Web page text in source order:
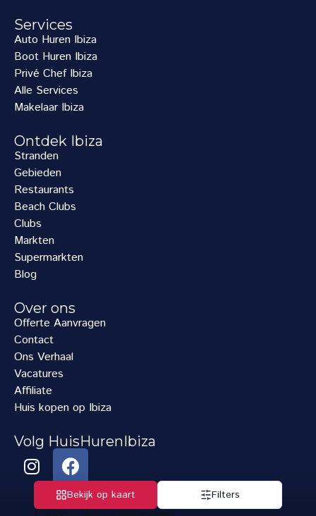
Bekijk op kaart Filters
Services
Auto Huren Ibiza
Boot Huren Ibiza
Privé Chef Ibiza
Alle Services
Makelaar Ibiza
Ontdek Ibiza
Stranden
Gebieden
Restaurants
Beach Clubs
Clubs
Markten
Supermarkten
Blog
Over ons
Offerte Aanvragen
Contact
Ons Verhaal
Vacatures
Affiliate
Huis kopen op Ibiza
Volg HuisHurenIbiza